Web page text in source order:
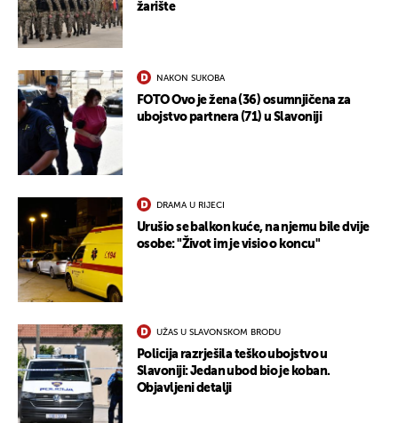
žarište
NAKON SUKOBA
FOTO Ovo je žena (36) osumnjičena za
ubojstvo partnera (71) u Slavoniji
DRAMA U RIJECI
Urušio se balkon kuće, na njemu bile dvije
osobe: "Život im je visio o koncu"
UŽAS U SLAVONSKOM BRODU
Policija razrješila teško ubojstvo u
Slavoniji: Jedan ubod bio je koban.
Objavljeni detalji